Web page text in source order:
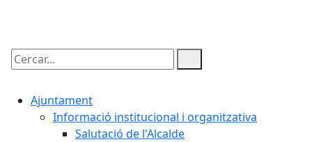
Cercar:
Ajuntament
Informació institucional i organitzativa
Salutació de l'Alcalde